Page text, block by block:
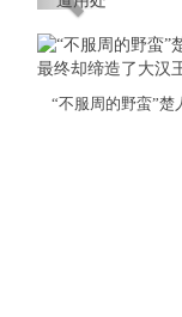
“不服周的野蛮”楚